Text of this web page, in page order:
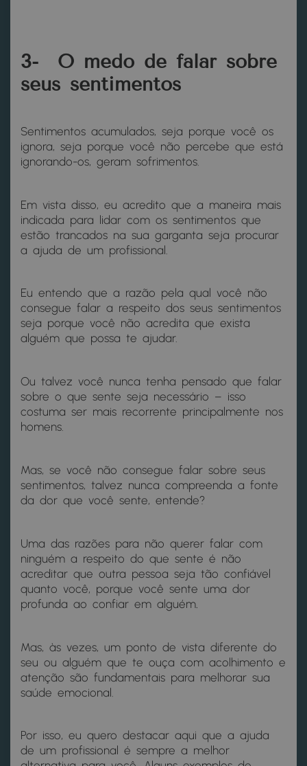
3- O medo de falar sobre
seus sentimentos
Sentimentos acumulados, seja porque você os
ignora, seja porque você não percebe que está
ignorando-os, geram sofrimentos.
Em vista disso, eu acredito que a maneira mais
indicada para lidar com os sentimentos que
estão trancados na sua garganta seja procurar
a ajuda de um profissional.
Eu entendo que a razão pela qual você não
consegue falar a respeito dos seus sentimentos
seja porque você não acredita que exista
alguém que possa te ajudar.
Ou talvez você nunca tenha pensado que falar
sobre o que sente seja necessário – isso
costuma ser mais recorrente principalmente nos
homens.
Mas, se você não consegue falar sobre seus
sentimentos, talvez nunca compreenda a fonte
da dor que você sente, entende?
Uma das razões para não querer falar com
ninguém a respeito do que sente é não
acreditar que outra pessoa seja tão confiável
quanto você, porque você sente uma dor
profunda ao confiar em alguém
Mas, às vezes, um ponto de vista diferente do
seu ou alguém que te ouça com acolhimento e
atenção são fundamentais para melhorar sua
saúde emocional.
Por isso, eu quero destacar aqui que a ajuda
de um profissional é sempre a melhor